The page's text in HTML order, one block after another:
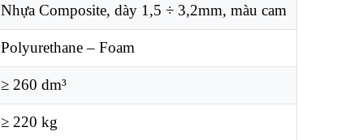
Nhựa Composite, dày 1,5 ÷ 3,2mm, màu cam
Polyurethane – Foam
≥ 260 dm³
≥ 220 kg